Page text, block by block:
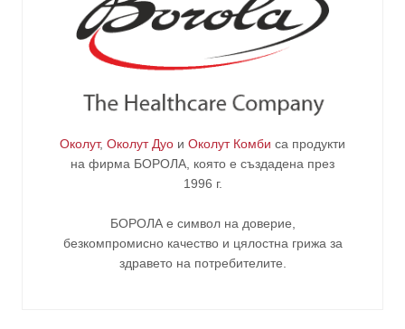
Околут, Околут Дуо и Околут Комби са продукти
на фирма БОРОЛА , която е създадена през
1996 г.
БОРОЛА е символ на доверие,
безкомпромисно качество и цялостна грижа за
здравето на потребителите